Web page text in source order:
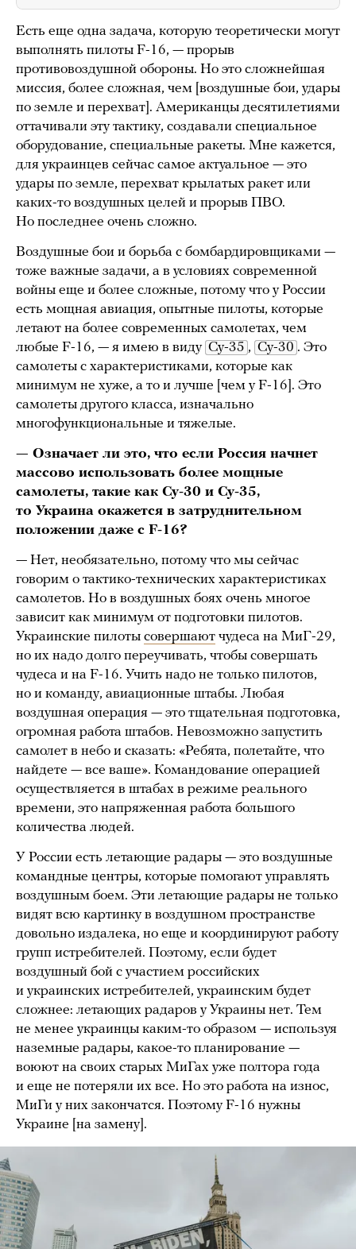
Есть еще одна задача, которую теоретически могут
выполнять пилоты F-16, — прорыв
противовоздушной обороны. Но это сложнейшая
миссия, более сложная, чем [воздушные бои, удары
по земле и перехват]. Американцы десятилетиями
оттачивали эту тактику, создавали специальное
оборудование, специальные ракеты. Мне кажется,
для украинцев сейчас самое актуальное — это
удары по земле, перехват крылатых ракет или
каких-то воздушных целей и прорыв ПВО.
Но последнее очень сложно.
Воздушные бои и борьба с бомбардировщиками —
тоже важные задачи, а в условиях современной
войны еще и более сложные, потому что у России
есть мощная авиация, опытные пилоты, которые
летают на более современных самолетах, чем
любые F-16, — я имею в виду Су-35 , Су-30 . Это
самолеты с характеристиками, которые как
минимум не хуже, а то и лучше [чем у F-16]. Это
самолеты другого класса, изначально
многофункциональные и тяжелые.
— Означает ли это, что если Россия начнет
массово использовать более мощные
самолеты, такие как Су-30 и Су-35,
то Украина окажется в затруднительном
положении даже с F-16?
— Нет, необязательно, потому что мы сейчас
говорим о тактико-технических характеристиках
самолетов. Но в воздушных боях очень многое
зависит как минимум от подготовки пилотов.
Украинские пилоты совершают чудеса на МиГ-29,
но их надо долго переучивать, чтобы совершать
чудеса и на F-16. Учить надо не только пилотов,
но и команду, авиационные штабы. Любая
воздушная операция — это тщательная подготовка,
огромная работа штабов. Невозможно запустить
самолет в небо и сказать: «Ребята, полетайте, что
найдете — все ваше». Командование операцией
осуществляется в штабах в режиме реального
времени, это напряженная работа большого
количества людей.
У России есть летающие радары — это воздушные
командные центры, которые помогают управлять
воздушным боем. Эти летающие радары не только
видят всю картинку в воздушном пространстве
довольно издалека, но еще и координируют работу
групп истребителей. Поэтому, если будет
воздушный бой с участием российских
и украинских истребителей, украинским будет
сложнее: летающих радаров у Украины нет. Тем
не менее украинцы каким-то образом — используя
наземные радары, какое-то планирование —
воюют на своих старых МиГах уже полтора года
и еще не потеряли их все. Но это работа на износ,
МиГи у них закончатся. Поэтому F-16 нужны
Украине [на замену].